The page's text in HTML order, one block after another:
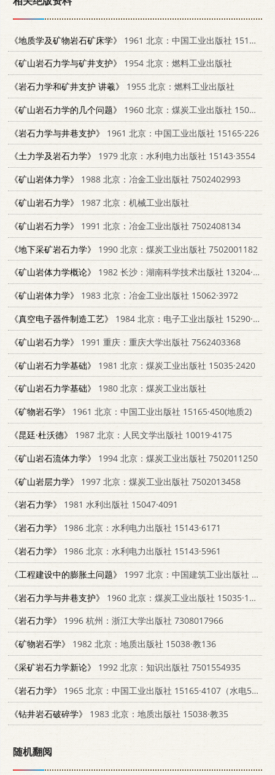
《地质学及矿物岩石矿床学》
1961 北京：中国工业出版社 15165·596
《矿山岩石力学与矿井支护》
1954 北京：燃料工业出版社
《岩石力学和矿井支护 讲羲》
1955 北京：燃料工业出版社
《矿山岩石力学的几个问题》
1960 北京：煤炭工业出版社 15035·1057
《岩石力学与井巷支护》
1961 北京：中国工业出版社 15165·226
《土力学及岩石力学》
1979 北京：水利电力出版社 15143·3554
《矿山岩体力学》
1988 北京：冶金工业出版社 7502402993
《矿山岩石力学》
1987 北京：机械工业出版社
《矿山岩石力学》
1991 北京：冶金工业出版社 7502408134
《地下采矿岩石力学》
1990 北京：煤炭工业出版社 7502001182
《矿山岩体力学概论》
1982 长沙：湖南科学技术出版社 13204·63
《矿山岩体力学》
1983 北京：冶金工业出版社 15062·3972
《真空电子器件制造工艺》
1984 北京：电子工业出版社 15290·48
《矿山岩石力学》
1991 重庆：重庆大学出版社 7562403368
《矿山岩石力学基础》
1981 北京：煤炭工业出版社 15035·2420
《矿山岩石力学基础》
1980 北京：煤炭工业出版社
《矿物岩石学》
1961 北京：中国工业出版社 15165·450(地质2)
《昆廷·杜沃德》
1987 北京：人民文学出版社 10019·4175
《矿山岩石流体力学》
1994 北京：煤炭工业出版社 7502011250
《矿山岩层力学》
1997 北京：煤炭工业出版社 7502013458
《岩石力学》
1981 水利出版社 15047·4091
《岩石力学》
1986 北京：水利电力出版社 15143·6171
《岩石力学》
1986 北京：水利电力出版社 15143·5961
《工程建设中的膨胀土问题》
1997 北京：中国建筑工业出版社 7112033837
《岩石力学与井巷支护》
1960 北京：煤炭工业出版社 15035·1135
《岩石力学》
1996 杭州：浙江大学出版社 7308017966
《矿物岩石学》
1982 北京：地质出版社 15038·教136
《采矿岩石力学新论》
1992 北京：知识出版社 7501554935
《岩石力学》
1965 北京：中国工业出版社 15165·4107（水电549）
《钻井岩石破碎学》
1983 北京：地质出版社 15038·教35
随机翻阅